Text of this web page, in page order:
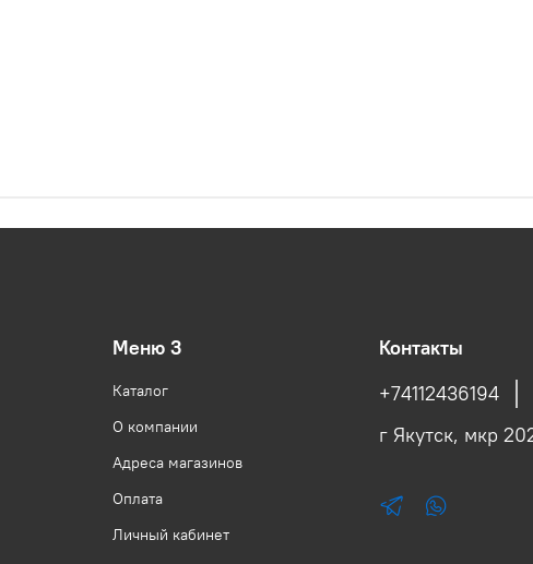
Меню 3
Каталог
О компании
Адреса магазинов
Оплата
Личный кабинет
Контакты
+74112436194
г Якутск, мкр